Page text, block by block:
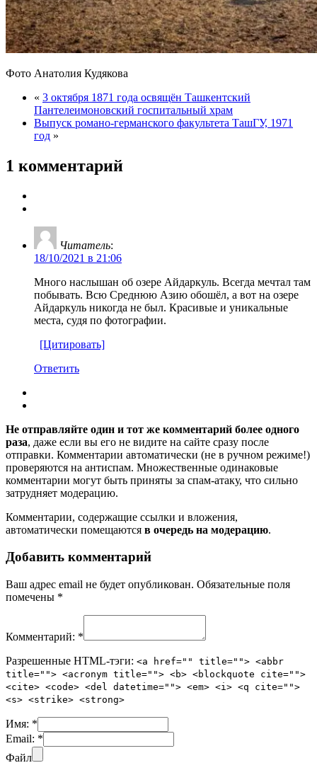
Фото Анатолия Кудякова
« 3 октября 1871 года освящён Ташкентский
Пантелеимоновский госпитальный храм
Выпуск романо-германского факультета ТашГУ, 1971
год »
1 комментарий
Читатель:
18/10/2021 в 21:06
Много наслышан об озере Айдаркуль. Всегда мечтал там
побывать. Всю Среднюю Азию обошёл, а вот на озере
Айдаркуль никогда не был. Красивые и уникальные
места, судя по фотографии.
[Цитировать]
Ответить
Не отправляйте один и тот же комментарий более одного
раза, даже если вы его не видите на сайте сразу после
отправки. Комментарии автоматически (не в ручном режиме!)
проверяются на антиспам. Множественные одинаковые
комментарии могут быть приняты за спам-атаку, что сильно
затрудняет модерацию.
Комментарии, содержащие ссылки и вложения,
автоматически помещаются в очередь на модерацию.
Добавить комментарий
Ваш адрес email не будет опубликован. Обязательные поля
помечены *
Комментарий: *
Разрешенные HTML-тэги: <a href="" title=""> <abbr
title=""> <acronym title=""> <b> <blockquote cite="">
<cite> <code> <del datetime=""> <em> <i> <q cite="">
<s> <strike> <strong>
Имя: *
Email: *
Файл